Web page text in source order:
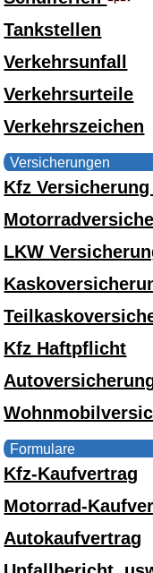
Tankstellen
Verkehrsunfall
Verkehrsurteile
Verkehrszeichen
Versicherungen
Kfz Versicherung
LKW
Kfz Haftpflicht
Formulare
Kfz-Kaufvertrag
Motorrad-
Autokaufvertrag